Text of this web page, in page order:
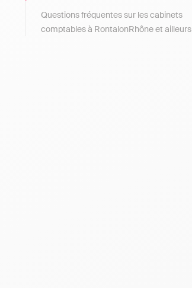
Questions fréquentes sur les cabinets
comptables à RontalonRhône et ailleurs